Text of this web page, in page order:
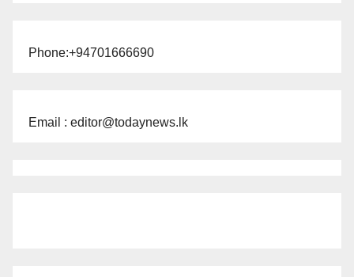
Phone:+94701666690
Email : editor@todaynews.lk